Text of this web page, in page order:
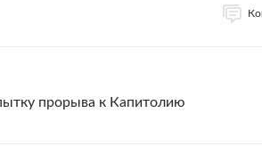
прорыва к Капитолию